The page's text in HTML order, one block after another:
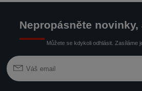
Nepropásněte novinky,
Můžete se kdykoli odhlásit. Zasíláme